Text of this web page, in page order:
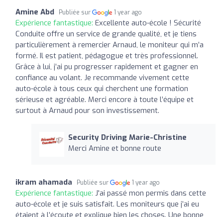
Amine Abd Publiée sur 1 year ago
Expérience fantastique: Excellente auto-école ! Sécurité
Conduite offre un service de grande qualité, et je tiens
particulièrement à remercier Arnaud, le moniteur qui m’a
formé. Il est patient, pédagogue et très professionnel.
Grâce à lui, j’ai pu progresser rapidement et gagner en
confiance au volant. Je recommande vivement cette
auto-école à tous ceux qui cherchent une formation
sérieuse et agréable. Merci encore à toute l’équipe et
surtout à Arnaud pour son investissement.
Security Driving Marie-Christine
Merci Amine et bonne route
ikram ahamada Publiée sur 1 year ago
Expérience fantastique: J'ai passé mon permis dans cette
auto-école et je suis satisfait. Les moniteurs que j’ai eu
étaient à l’écoute et explique bien les choses. Une bonne